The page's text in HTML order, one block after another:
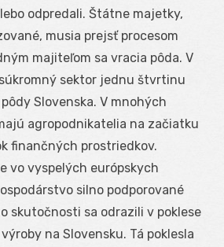
odpredali. Štátne majetky,
musia prejsť procesom
majiteľom sa vracia pôda. V
sektor jednu štvrtinu
Slovenska. V mnohých
agropodnikatelia na začiatku
finančných prostriedkov.
vo vyspelých európskych
silno podporované
skutočnosti sa odrazili v poklese
na Slovensku. Tá poklesla